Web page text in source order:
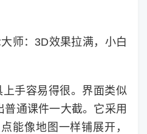
师：3D效果拉满，小白
手容易得很。界面类似
通课件一大截。它采用
能像地图一样铺展开，